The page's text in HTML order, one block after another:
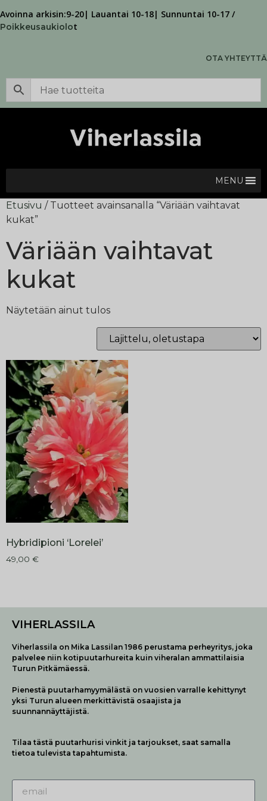
Avoinna arkisin:9-20| Lauantai 10-18| Sunnuntai 10-17 /
Poikkeusaukiolot
OTA YHTEYTTÄ
MENU
Etusivu / Tuotteet avainsanalla “Väriään vaihtavat
kukat”
Väriään vaihtavat
kukat
Näytetään ainut tulos
Hybridipioni ‘Lorelei’
49,00 €
VIHERLASSILA
Viherlassila on Mika Lassilan 1986 perustama perheyritys, joka
palvelee niin kotipuutarhureita kuin viheralan ammattilaisia
Turun Pitkämäessä.
Pienestä puutarhamyymälästä on vuosien varralle kehittynyt
yksi Turun alueen merkittävistä osaajista ja
suunnannäyttäjistä.
Tilaa tästä puutarhurisi vinkit ja tarjoukset, saat samalla
tietoa tulevista tapahtumista.